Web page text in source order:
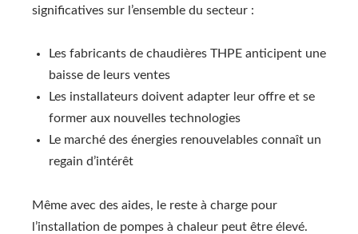
significatives sur l’ensemble du secteur :
Les fabricants de chaudières THPE anticipent une
baisse de leurs ventes
Les installateurs doivent adapter leur offre et se
former aux nouvelles technologies
Le marché des énergies renouvelables connaît un
regain d’intérêt
Même avec des aides, le reste à charge pour
l’installation de pompes à chaleur peut être élevé.